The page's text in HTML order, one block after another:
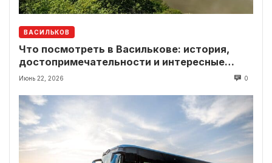
ВАСИЛЬКОВ
Что посмотреть в Василькове: история,
достопримечательности и интересные
локации рядом
Июнь 22, 2026 0